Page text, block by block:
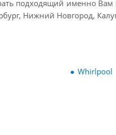
подходящий именно Вам
Нижний Новгород,
Whirlpool